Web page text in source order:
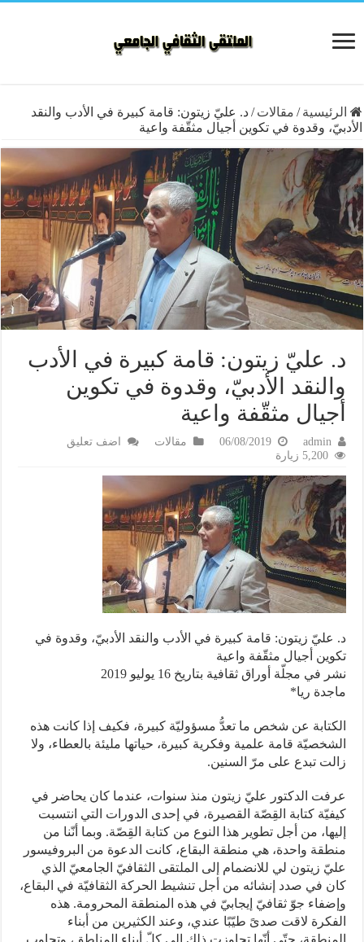
الرئيسية / مقالات /د. عليّ زيتون: قامة كبيرة في الأدب والنقد
الأدبيّ، وقدوة في تكوين أجيال مثقّفة واعية
د. عليّ زيتون: قامة كبيرة في الأدب
والنقد الأدبيّ، وقدوة في تكوين
أجيال مثقّفة واعية
admin
06/08/2019 مقالات
اضف تعليق
5,200 زيارة
د. عليّ زيتون: قامة كبيرة في الأدب والنقد الأدبيّ، وقدوة في
تكوين أجيال مثقّفة واعية
نشر في مجلّة أوراق ثقافية بتاريخ 16 يوليو 2019
ماجدة ريا*
الكتابة عن شخص ما تعدُّ مسؤوليّة كبيرة، فكيف إذا كانت هذه
الشخصيّة قامة علمية وفكرية كبيرة، حياتها مليئة بالعطاء، ولا
زالت تبدع على مرّ السنين.
عرفت الدكتور عليّ زيتون منذ سنوات، عندما كان يحاضر في
كيفيّة كتابة القِصّة القصيرة، في إحدى الدورات التي انتسبت
إليها، من أجل تطوير هذا النوع من كتابة القِصّة. وبما أنّنا من
منطقة واحدة، هي منطقة البقاع، كانت الدعوة من البروفيسور
عليّ زيتون لي للانضمام إلى الملتقى الثقافيّ الجامعيّ الذي
كان في صدد إنشائه من أجل تنشيط الحركة الثقافيّة في البقاع،
وإضفاء جوّ ثقافيّ إيجابيّ في هذه المنطقة المحرومة. هذه
الفكرة لاقت صدىً طيّبًا عندي، وعند الكثيرين من أبناء
المنطقة، حتّى أنّها تجاوزت ذلك إلى كلّ أبناء المناطق، وتجاوب